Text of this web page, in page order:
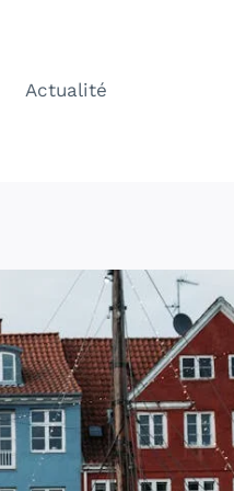
Actualité